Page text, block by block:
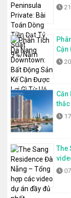
Cận
Căn
The